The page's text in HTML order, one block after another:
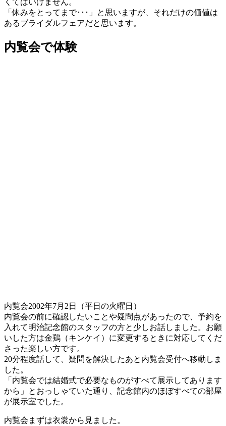
くてはいけません。
「休みをとってまで･･･」と思いますが、それだけの価値は
あるブライダルフェアだと思います。
内覧会で体験
内覧会2002年7月2日（平日の火曜日）
内覧会の前に確認したいことや疑問点があったので、予約を
入れて明治記念館のスタッフの方と少しお話しました。お願
いした方は金鶏（キンケイ）に変更するときに対応してくだ
さった楽しい方です。
20分程度話して、疑問を解決したあと内覧会受付へ移動しま
した。
「内覧会では結婚式で必要なものがすべて展示してあります
から」とおっしゃていた通り、記念館内のほぼすべての部屋
が展示室でした。
内覧会まずは衣裳から見ました。